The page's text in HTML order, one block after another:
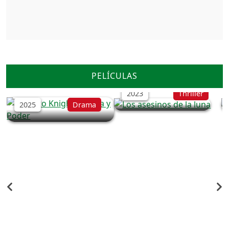
PELÍCULAS
The Alto Knights: Mafia
2025 Drama
Los asesinos de la luna
2023 Thriller